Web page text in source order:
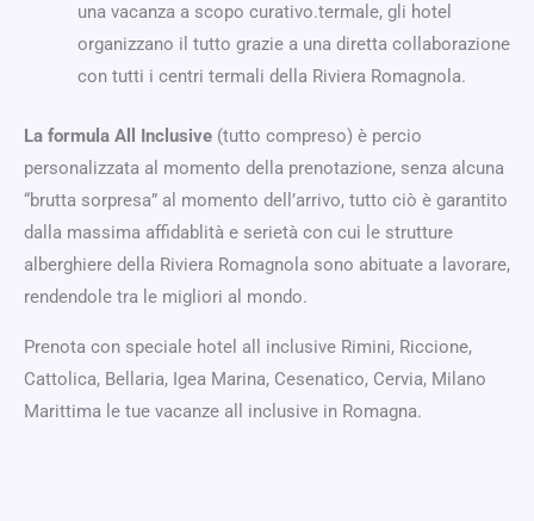
una vacanza a scopo curativo.termale, gli hotel
organizzano il tutto grazie a una diretta collaborazione
con tutti i centri termali della Riviera Romagnola.
La formula All Inclusive (tutto compreso) è percio
personalizzata al momento della prenotazione, senza alcuna
“brutta sorpresa” al momento dell’arrivo, tutto ciò è garantito
dalla massima affidablità e serietà con cui le strutture
alberghiere della Riviera Romagnola sono abituate a lavorare,
rendendole tra le migliori al mondo.
Prenota con speciale hotel all inclusive Rimini, Riccione,
Cattolica, Bellaria, Igea Marina, Cesenatico, Cervia, Milano
Marittima le tue vacanze all inclusive in Romagna.